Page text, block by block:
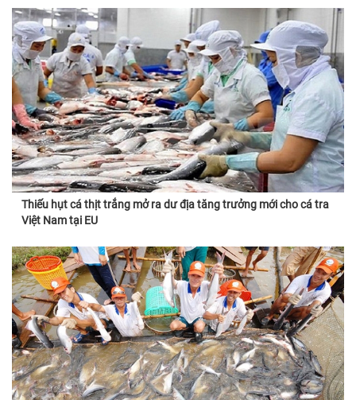
Thiếu hụt cá thịt trắng mở ra dư địa tăng trưởng mới cho cá tra
Việt Nam tại EU